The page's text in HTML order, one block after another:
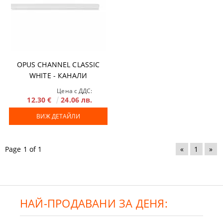
OPUS CHANNEL CLASSIC
WHITE - КАНАЛИ
Цена с ДДС:
12.30 € 24.06 лв.
ВИЖ ДЕТАЙЛИ
Page 1 of 1 « 1 »
НАЙ-ПРОДАВАНИ ЗА ДЕНЯ: